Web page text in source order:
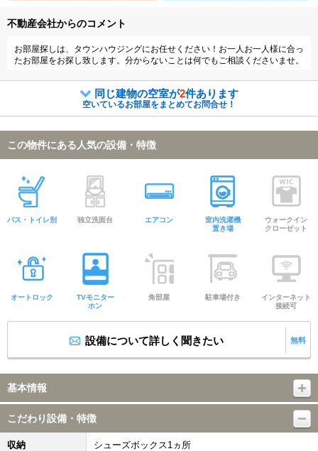
不動産会社からのコメント
お部屋探しは、タウンハウジングにお任せください！お一人お一人様に合っ
たお部屋をお探し致します。分からないことは何でもご相談くださいませ。
同じ建物の空室が2件あります
空いているお部屋をまとめてお問合せ！
この物件にある人気の設備・特徴
バス・トイレ別 独立洗面台 エアコン
室内洗濯機
置き場
ウォークイン
クローゼット
オートロック
TVモニター
ホン
角部屋 駐車場付き
インターネット
接続可
設備について詳しく聞きたい 無料
基本情報
こだわり設備・特徴
収納 シューズボックス1ヵ所